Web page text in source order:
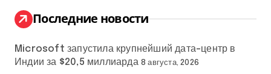
:
Последние новости
Microsoft запустила крупнейший дата-центр в
Индии за $20,5 миллиарда 8 августа, 2026